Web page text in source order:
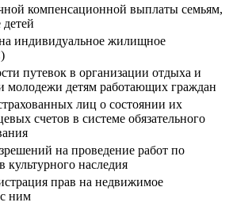
компенсационной выплаты семьям,
индивидуальное жилищное
путевок в организации отдыха и
молодежи детям работающих граждан
лиц о состоянии их
счетов в системе обязательного
на проведение работ по
культурного наследия
прав на недвижимое
ним